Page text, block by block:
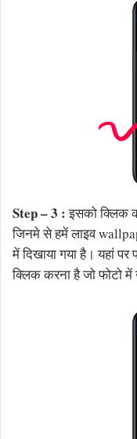
Step – 3 :इसको क्लिक
जिनमे से हमें लाइव
में दिखाया गया है। यहां
क्लिक करना है जो फोटो में